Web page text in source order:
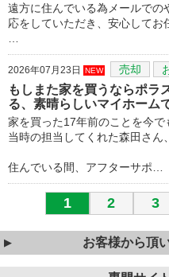
遠方に住んでいる為メールで
応をしていただき、安心してお
2026年07月23日 NEW 売却
もしまた家を買うならポラ
る、素晴らしいマイホーム
家を買った17年前のことを今で
当時の担当してくれた森田さん
住んでいる間、アフターサポ…
1 2 3
お客様から頂